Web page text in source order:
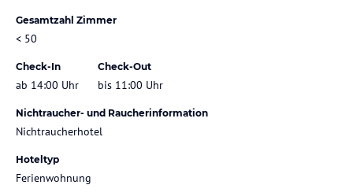
Gesamtzahl Zimmer
< 50
Check-In
ab 14:00 Uhr
Check-Out
bis 11:00 Uhr
Nichtraucher- und Raucherinformation
Nichtraucherhotel
Hoteltyp
Ferienwohnung